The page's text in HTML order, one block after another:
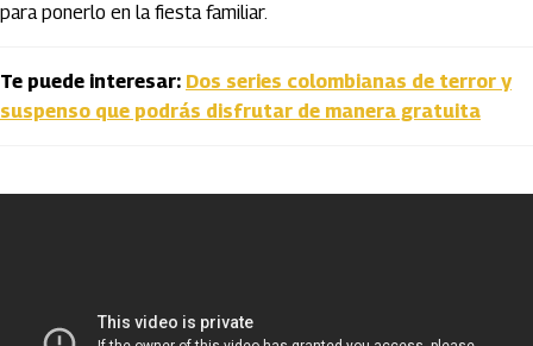
para ponerlo en la fiesta familiar.
Te puede interesar: Dos series colombianas de terror y
suspenso que podrás disfrutar de manera gratuita